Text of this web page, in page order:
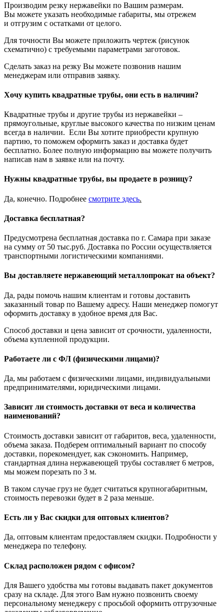
Производим резку нержавейки по Вашим размерам.
Вы можете указать необходимые габариты, мы отрежем
и отгрузим с остатками от целого.
Для точности Вы можете приложить чертеж (рисунок
схематично) с требуемыми параметрами заготовок.
Сделать заказ на резку Вы можете позвонив нашим
менеджерам или отправив заявку.
Хочу купить квадратные трубы, они есть в наличии?
Квадратные трубы и другие трубы из нержавейки –
прямоугольные, круглые высокого качества по низким ценам
всегда в наличии. Если Вы хотите приобрести крупную
партию, то поможем оформить заказ и доставка будет
бесплатно. Более полную информацию вы можете получить
написав нам в заявке или на почту.
Нужны квадратные трубы, вы продаете в розницу?
Да, конечно. Подробнее смотрите здесь.
Доставка бесплатная?
Предусмотрена бесплатная доставка по г. Самара при заказе
на сумму от 50 тыс.руб. Доставка по России осуществляется
транспортными логистическими компаниями.
Вы доставляете нержавеющий металлопрокат на объект?
Да, рады помочь нашим клиентам и готовы доставить
заказанный товар по Вашему адресу. Наши менеджер помогут
оформить доставку в удобное время для Вас.
Способ доставки и цена зависит от срочности, удаленности,
объема купленной продукции.
Работаете ли с ФЛ (физическими лицами)?
Да, мы работаем с физическими лицами, индивидуальными
предпринимателями, юридическими лицами.
Зависит ли стоимость доставки от веса и количества
наименований?
Стоимость доставки зависит от габаритов, веса, удаленности,
объема заказа. Подберем оптимальный вариант по способу
доставки, порекомендует, как сэкономить. Например,
стандартная длина нержавеющей трубы составляет 6 метров,
мы можем порезать по 3 м.
В таком случае груз не будет считаться крупногабаритным,
стоимость перевозки будет в 2 раза меньше.
Есть ли у Вас скидки для оптовых клиентов?
Да, оптовым клиентам предоставляем скидки. Подробности у
менеджера по телефону.
Склад расположен рядом с офисом?
Для Вашего удобства мы готовы выдавать пакет документов
сразу на складе. Для этого Вам нужно позвонить своему
персональному менеджеру с просьбой оформить отгрузочные